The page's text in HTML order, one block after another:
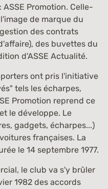
Promotion. Celle-
de marque du
des contrats
des buvettes du
d'ASSE Actualité.
ont pris l'initiative
tels les écharpes,
Promotion reprend ce
le développe. Le
gadgets, écharpes...)
françaises. La
le 14 septembre 1977.
le club va s'y brûler
1982 des accords